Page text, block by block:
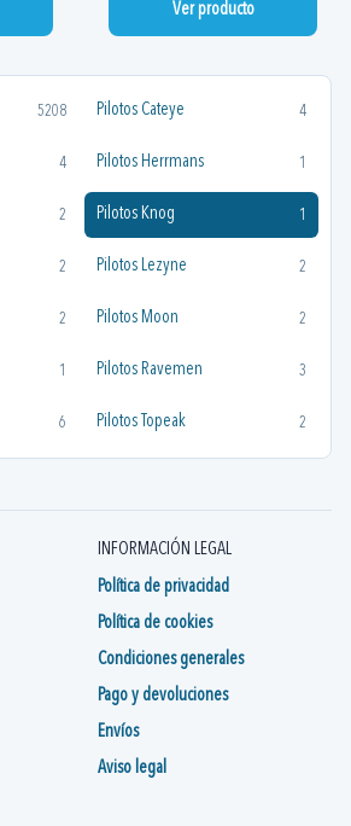
5208 Pilotos Cateye 4
4 Pilotos Herrmans 1
2 Pilotos Knog 1
2 Pilotos Lezyne 2
2 Pilotos Moon 2
1 Pilotos Ravemen 3
6 Pilotos Topeak 2
Ver producto
INFORMACIÓN LEGAL
Política de privacidad
Política de cookies
Condiciones generales
Pago y devoluciones
Envíos
Aviso legal